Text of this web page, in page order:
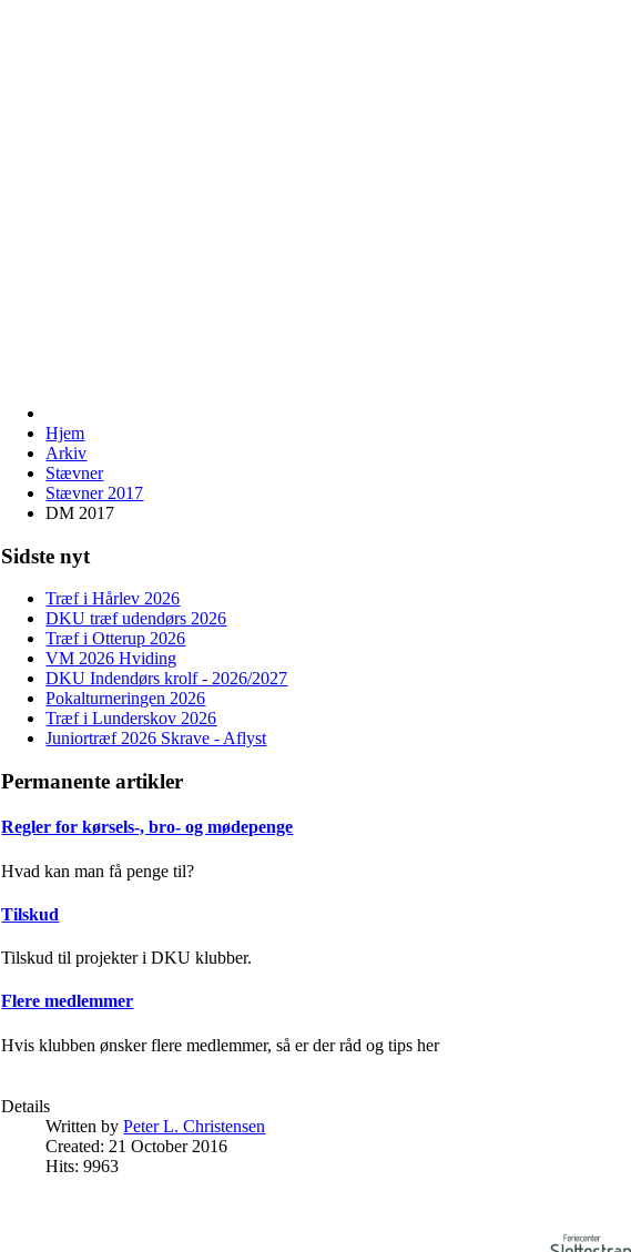
Hjem
Arkiv
Stævner
Stævner 2017
DM 2017
Sidste nyt
Træf i Hårlev 2026
DKU træf udendørs 2026
Træf i Otterup 2026
VM 2026 Hviding
DKU Indendørs krolf - 2026/2027
Pokalturneringen 2026
Træf i Lunderskov 2026
Juniortræf 2026 Skrave - Aflyst
Permanente artikler
Regler for kørsels-, bro- og mødepenge
Hvad kan man få penge til?
Tilskud
Tilskud til projekter i DKU klubber.
Flere medlemmer
Hvis klubben ønsker flere medlemmer, så er der råd og tips her
Details
Written byPeter L. Christensen
Created: 21 October 2016
Hits: 9963